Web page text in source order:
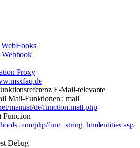
WebHooks
Proxy
E-Mail-relevante
Mail-Funktionen : mail
manual/de/function.mail.php
Function
php/func_string_htmlentities.asp
Debug